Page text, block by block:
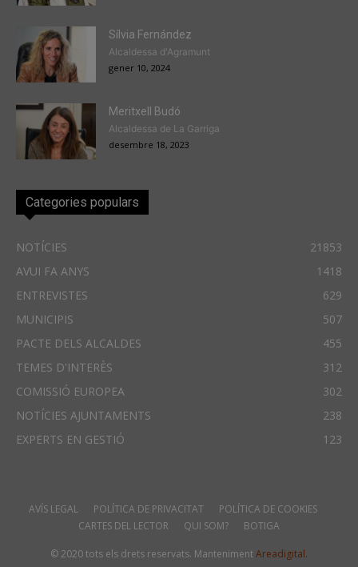
Sílvia Fernández
Alcaldessa d'Agramunt
gener 10, 2024
Meritxell Budó
Alcaldessa de La Garriga
desembre 18, 2023
Categories populars
NOTÍCIES
21853
AVUI FA ANYS
1418
ENTREVISTES
629
MUNICIPIS
507
PACTE DELS ALCALDES
455
TEMES D'INTERÈS
312
COMISSIÓ EUROPEA
302
NOTÍCIES AJUNTAMENTS
238
EXPERTS EN GESTIÓ
123
AVÍS LEGAL POLÍTICA DE PRIVACITAT
POLÍTICA DE COOKIES
CARTES DEL LECTOR
QUI SOM? BOTIGA
© 2020 tots els drets reservats. MantenimentAreadigital.